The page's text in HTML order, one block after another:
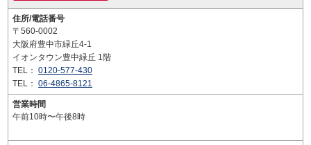
住所/電話番号
〒560-0002
大阪府豊中市緑丘4-1
イオンタウン豊中緑丘 1階
TEL： 0120-577-430
TEL： 06-4865-8121
営業時間
午前10時〜午後8時